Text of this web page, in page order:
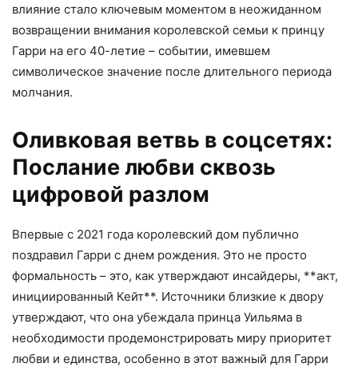
влияние стало ключевым моментом в неожиданном
возвращении внимания королевской семьи к принцу
Гарри на его 40-летие – событии, имевшем
символическое значение после длительного периода
молчания.
Оливковая ветвь в соцсетях:
Послание любви сквозь
цифровой разлом
Впервые с 2021 года королевский дом публично
поздравил Гарри с днем рождения. Это не просто
формальность – это, как утверждают инсайдеры, **акт,
инициированный Кейт**. Источники близкие к двору
утверждают, что она убеждала принца Уильяма в
необходимости продемонстрировать миру приоритет
любви и единства, особенно в этот важный для Гарри